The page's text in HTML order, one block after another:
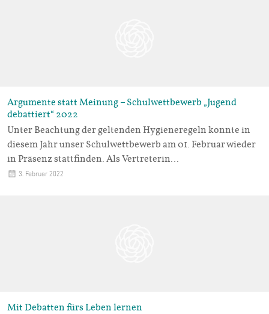
Argumente statt Meinung – Schulwettbewerb „Jugend
debattiert“ 2022
Unter Beachtung der geltenden Hygieneregeln konnte in
diesem Jahr unser Schulwettbewerb am 01. Februar wieder
in Präsenz stattfinden. Als Vertreterin…
3. Februar 2022
Mit Debatten fürs Leben lernen